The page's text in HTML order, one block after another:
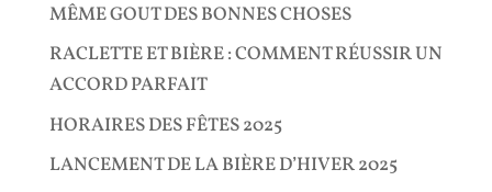
MÊME GOUT DES BONNES CHOSES
RACLETTE ET BIÈRE : COMMENT RÉUSSIR UN
ACCORD PARFAIT
HORAIRES DES FÊTES 2025
LANCEMENT DE LA BIÈRE D’HIVER 2025